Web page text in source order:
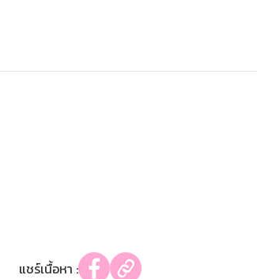
แชร์เนื้อหา :